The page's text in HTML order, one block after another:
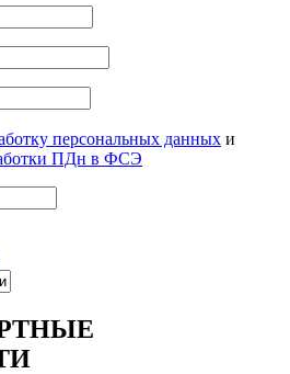
персональных данных и
ПДн в ФСЭ